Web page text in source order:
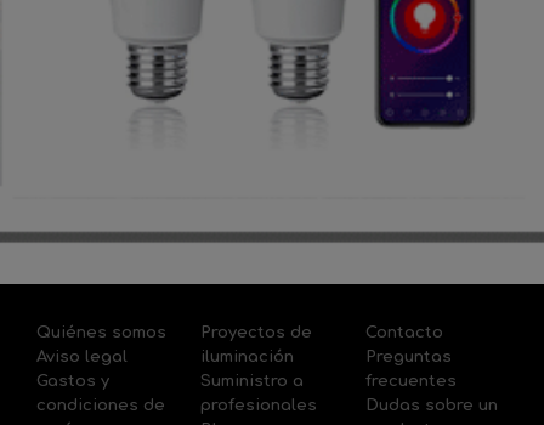
Quiénes somos
Aviso legal
Gastos y
condiciones de
Proyectos de
iluminación
Suministro a
profesionales
Contacto
Preguntas
frecuentes
Dudas sobre un